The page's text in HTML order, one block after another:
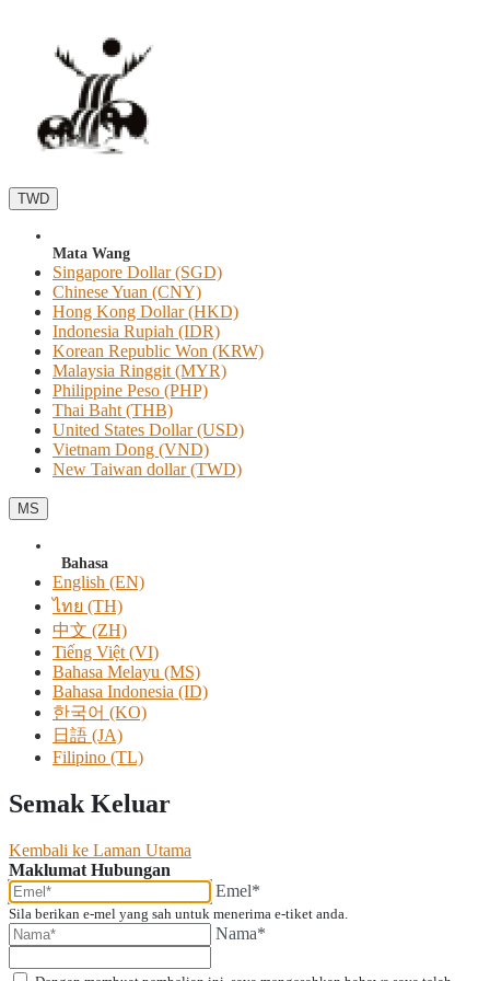
TWD
Mata Wang
Singapore Dollar (SGD)
Chinese Yuan (CNY)
Hong Kong Dollar (HKD)
Indonesia Rupiah (IDR)
Korean Republic Won (KRW)
Malaysia Ringgit (MYR)
Philippine Peso (PHP)
Thai Baht (THB)
United States Dollar (USD)
Vietnam Dong (VND)
New Taiwan dollar (TWD)
MS
Bahasa
English (EN)
ไทย (TH)
中文 (ZH)
Tiếng Việt (VI)
Bahasa Melayu (MS)
Bahasa Indonesia (ID)
한국어 (KO)
日語 (JA)
Filipino (TL)
Semak Keluar
Kembali ke Laman Utama
Maklumat Hubungan
Emel*
Sila berikan e-mel yang sah untuk menerima e-tiket anda.
Nama*